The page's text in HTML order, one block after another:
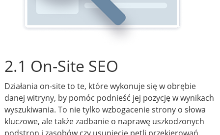
2.1 On-Site SEO
Działania on-site to te, które wykonuje się w obrębie
danej witryny, by pomóc podnieść jej pozycję w wynikach
wyszukiwania. To nie tylko wzbogacenie strony o słowa
kluczowe, ale także zadbanie o naprawę uszkodzonych
podstron i zasobów czy usunięcie pętli przekierowań.